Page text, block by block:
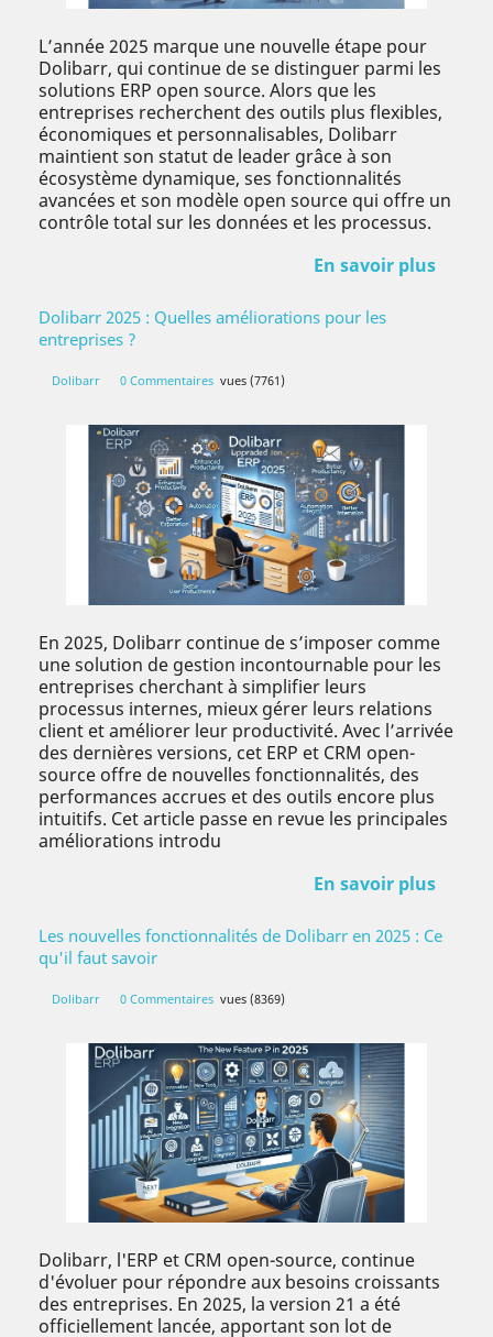
L’année 2025 marque une nouvelle étape pour
Dolibarr, qui continue de se distinguer parmi les
solutions ERP open source. Alors que les
entreprises recherchent des outils plus flexibles,
économiques et personnalisables, Dolibarr
maintient son statut de leader grâce à son
écosystème dynamique, ses fonctionnalités
avancées et son modèle open source qui offre un
contrôle total sur les données et les processus.
En savoir plus
Dolibarr 2025 : Quelles améliorations pour les
entreprises ?
Dolibarr 0 Commentaires vues (7761)
En 2025, Dolibarr continue de s’imposer comme
une solution de gestion incontournable pour les
entreprises cherchant à simplifier leurs
processus internes, mieux gérer leurs relations
client et améliorer leur productivité. Avec l’arrivée
des dernières versions, cet ERP et CRM open-
source offre de nouvelles fonctionnalités, des
performances accrues et des outils encore plus
intuitifs. Cet article passe en revue les principales
améliorations introdu
En savoir plus
Les nouvelles fonctionnalités de Dolibarr en 2025 : Ce
qu'il faut savoir
Dolibarr 0 Commentaires vues (8369)
Dolibarr, l'ERP et CRM open-source, continue
d'évoluer pour répondre aux besoins croissants
des entreprises. En 2025, la version 21 a été
officiellement lancée, apportant son lot de